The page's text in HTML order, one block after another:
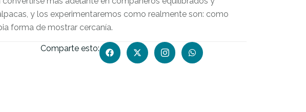
y los experimentaremos como realmente son: como
forma de mostrar cercanía.
Comparte esto: